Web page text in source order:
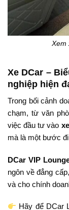
Xem
Xe DCar –
nghiệp hiện
Trong bối cảnh
chạm, từ văn
việc đầu tư vào
mà là một bước
DCar VIP
ngôn về đẳng
và cho chính
Hãy để DCar